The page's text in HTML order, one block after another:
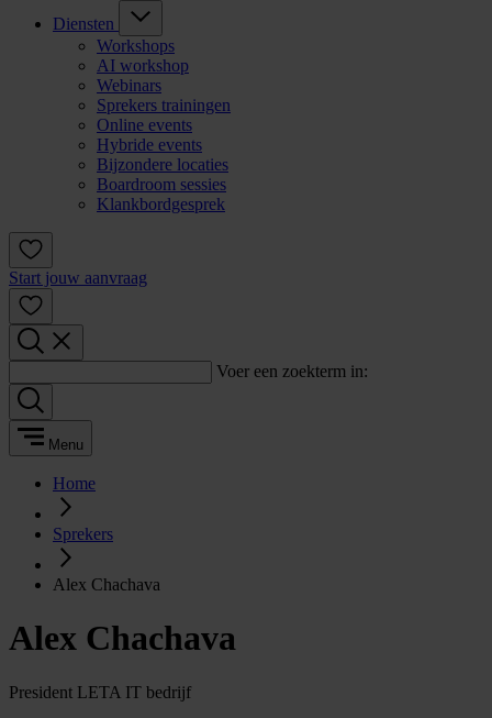
Diensten
Workshops
AI workshop
Webinars
Sprekers trainingen
Online events
Hybride events
Bijzondere locaties
Boardroom sessies
Klankbordgesprek
Start jouw aanvraag
Voer een zoekterm in:
Menu
Home
Sprekers
Alex Chachava
Alex Chachava
President LETA IT bedrijf